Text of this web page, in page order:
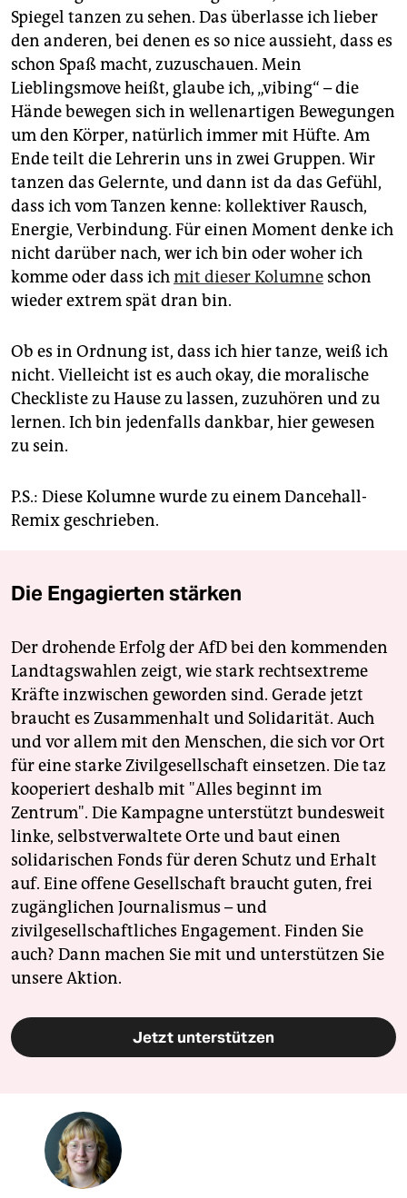
Spiegel tanzen zu sehen. Das überlasse ich lieber
den anderen, bei denen es so nice aussieht, dass es
schon Spaß macht, zuzuschauen. Mein
Lieblingsmove heißt, glaube ich, „vibing“ – die
Hände bewegen sich in wellenartigen Bewegungen
um den Körper, natürlich immer mit Hüfte. Am
Ende teilt die Lehrerin uns in zwei Gruppen. Wir
tanzen das Gelernte, und dann ist da das Gefühl,
dass ich vom Tanzen kenne: kollektiver Rausch,
Energie, Verbindung. Für einen Moment denke ich
nicht darüber nach, wer ich bin oder woher ich
komme oder dass ichmit dieser Kolumne schon
wieder extrem spät dran bin.
Ob es in Ordnung ist, dass ich hier tanze, weiß ich
nicht. Vielleicht ist es auch okay, die moralische
Checkliste zu Hause zu lassen, zuzuhören und zu
lernen. Ich bin jedenfalls dankbar, hier gewesen
zu sein.
P.S.: Diese Kolumne wurde zu einem Dancehall-
Remix geschrieben.
Die Engagierten stärken
Der drohende Erfolg der AfD bei den kommenden
Landtagswahlen zeigt, wie stark rechtsextreme
Kräfte inzwischen geworden sind. Gerade jetzt
braucht es Zusammenhalt und Solidarität. Auch
und vor allem mit den Menschen, die sich vor Ort
für eine starke Zivilgesellschaft einsetzen. Die taz
kooperiert deshalb mit "Alles beginnt im
Zentrum". Die Kampagne unterstützt bundesweit
linke, selbstverwaltete Orte und baut einen
solidarischen Fonds für deren Schutz und Erhalt
auf. Eine offene Gesellschaft braucht guten, frei
zugänglichen Journalismus – und
zivilgesellschaftliches Engagement. Finden Sie
auch? Dann machen Sie mit und unterstützen Sie
unsere Aktion.
Jetzt unterstützen